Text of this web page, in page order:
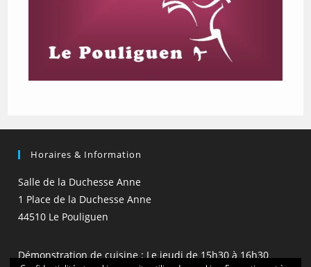
Horaires & Information
Salle de la Duchesse Anne
1 Place de la Duchesse Anne
44510 Le Pouliguen
Démonstration de cuisine : Le jeudi de 15h30 à 16h30